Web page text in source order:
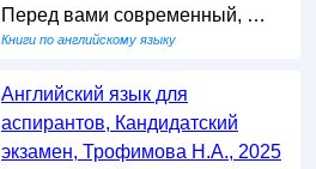
Перед вами современный, …
Книги по английскому языку
Английский язык для
аспирантов, Кандидатский
экзамен, Трофимова Н.А., 2025